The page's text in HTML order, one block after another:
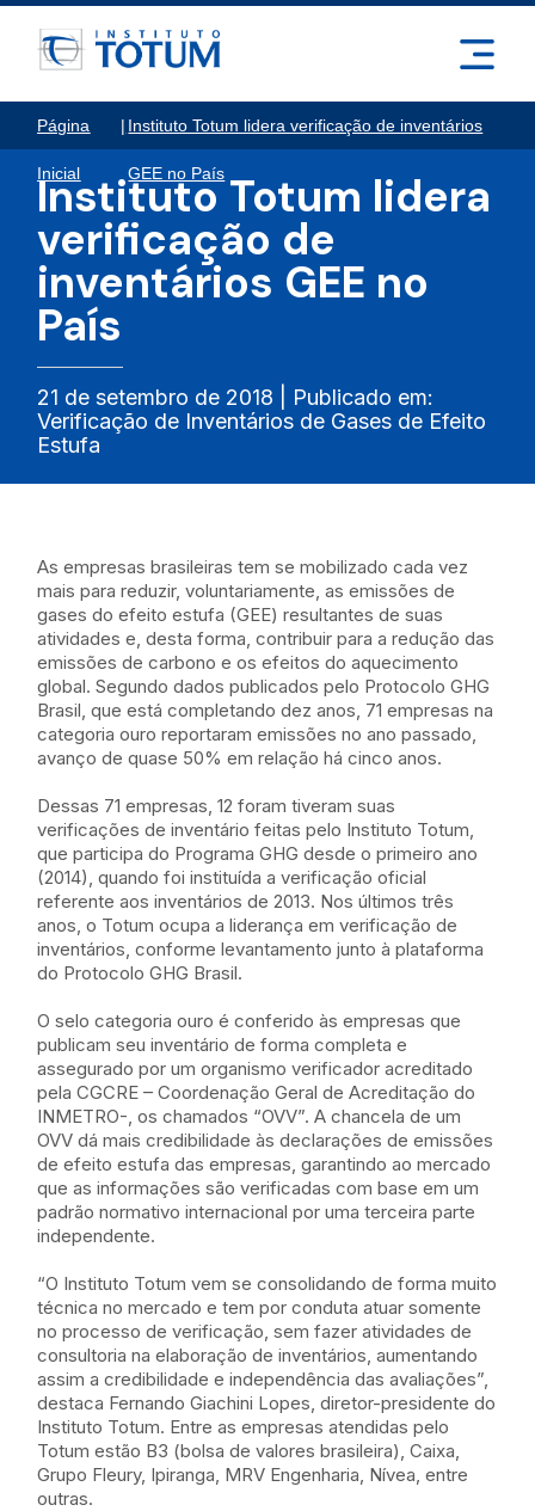
Página
Inicial
| Instituto Totum lidera verificação de inventários
GEE no País
Instituto Totum lidera
verificação de
inventários GEE no
País
21 de setembro de 2018 | Publicado em:
Verificação de Inventários de Gases de Efeito
Estufa
As empresas brasileiras tem se mobilizado cada vez
mais para reduzir, voluntariamente, as emissões de
gases do efeito estufa (GEE) resultantes de suas
atividades e, desta forma, contribuir para a redução das
emissões de carbono e os efeitos do aquecimento
global. Segundo dados publicados pelo Protocolo GHG
Brasil, que está completando dez anos, 71 empresas na
categoria ouro reportaram emissões no ano passado,
avanço de quase 50% em relação há cinco anos.
Dessas 71 empresas, 12 foram tiveram suas
verificações de inventário feitas pelo Instituto Totum,
que participa do Programa GHG desde o primeiro ano
(2014), quando foi instituída a verificação oficial
referente aos inventários de 2013. Nos últimos três
anos, o Totum ocupa a liderança em verificação de
inventários, conforme levantamento junto à plataforma
do Protocolo GHG Brasil.
O selo categoria ouro é conferido às empresas que
publicam seu inventário de forma completa e
assegurado por um organismo verificador acreditado
pela CGCRE – Coordenação Geral de Acreditação do
INMETRO-, os chamados “OVV”. A chancela de um
OVV dá mais credibilidade às declarações de emissões
de efeito estufa das empresas, garantindo ao mercado
que as informações são verificadas com base em um
padrão normativo internacional por uma terceira parte
independente.
“O Instituto Totum vem se consolidando de forma muito
técnica no mercado e tem por conduta atuar somente
no processo de verificação, sem fazer atividades de
consultoria na elaboração de inventários, aumentando
assim a credibilidade e independência das avaliações”,
destaca Fernando Giachini Lopes, diretor-presidente do
Instituto Totum. Entre as empresas atendidas pelo
Totum estão B3 (bolsa de valores brasileira), Caixa,
Grupo Fleury, Ipiranga, MRV Engenharia, Nívea, entre
outras.